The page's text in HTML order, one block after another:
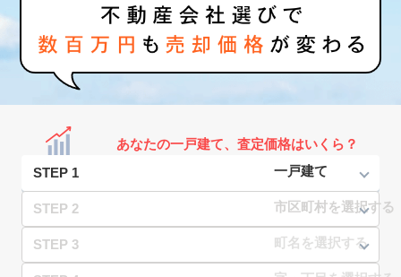
あなたの一戸建て、査定価格はいくら？
STEP 1
STEP 2
STEP 3
家査定シミュレーター
お問い合わせ